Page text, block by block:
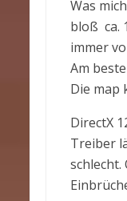
Was
bloß ca.
immer
Am
Die map
DirectX
Treiber